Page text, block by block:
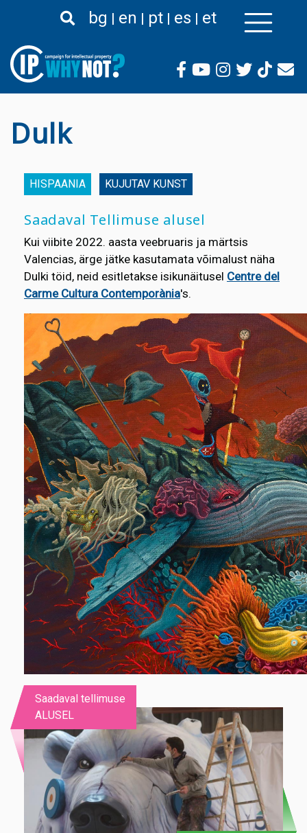
edasi
juurde
bg en pt es et
Dulk
HISPAANIA KUJUTAV KUNST
Saadaval Tellimuse alusel
Kui viibite 2022. aasta veebruaris ja märtsis
Valencias, ärge jätke kasutamata võimalust näha
Dulki töid, neid esitletakse isikunäitusel Centre del
Carme Cultura Contemporània's.
Saadaval tellimuse
ALUSEL